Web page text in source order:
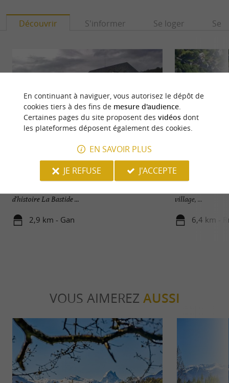
Découvrir S'informer Se loger Se
Bastide de Gan
La Bastide de Gan est un joyau architectural du
d'histoire La Bastide ...
2,9 km - Gan
Bastide de
Situé à la limite
village, ...
6,4 km -
VOUS AIMEREZ AUSSI
En continuant à naviguer, vous autorisez le dépôt de
cookies tiers à des fins de mesure d'audience.
Certaines pages du site proposent des vidéosdont
les plateformes déposent également des cookies.
EN SAVOIR PLUS
JE REFUSE
J'ACCEPTE